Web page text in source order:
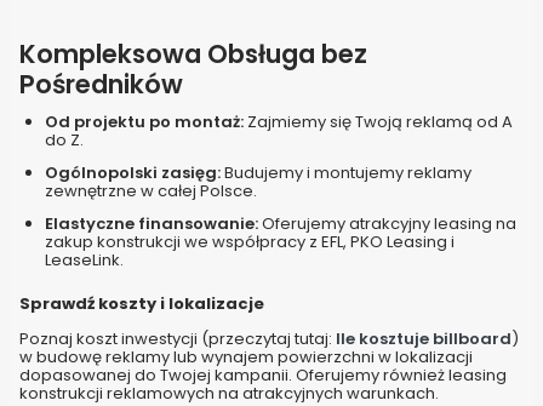
Kompleksowa Obsługa bez
Pośredników
Od projektu po montaż: Zajmiemy się Twoją reklamą od A
do Z.
Ogólnopolski zasięg:Budujemy i montujemy reklamy
zewnętrzne w całej Polsce.
Elastyczne finansowanie:Oferujemy atrakcyjny leasing na
zakup konstrukcji we współpracy z EFL, PKO Leasing i
LeaseLink.
Sprawdź koszty i lokalizacje
Poznaj koszt inwestycji (przeczytaj tutaj: Ile kosztuje billboard)
w budowę reklamy lub wynajem powierzchni w lokalizacji
dopasowanej do Twojej kampanii. Oferujemy również leasing
konstrukcji reklamowych na atrakcyjnych warunkach.